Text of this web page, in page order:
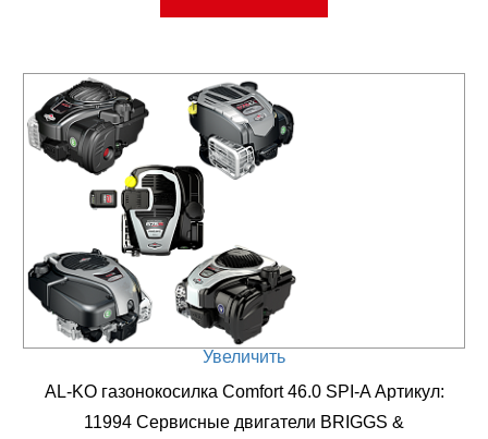
Увеличить
AL-KO газонокосилка Comfort 46.0 SPI-A Артикул:
11994 Сервисные двигатели BRIGGS &